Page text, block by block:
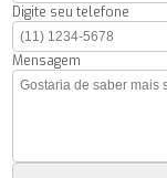
Digite seu telefone
Mensagem